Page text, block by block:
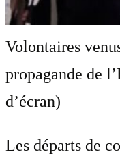
Volontaires
propagande de
d’écran)
Les départs de